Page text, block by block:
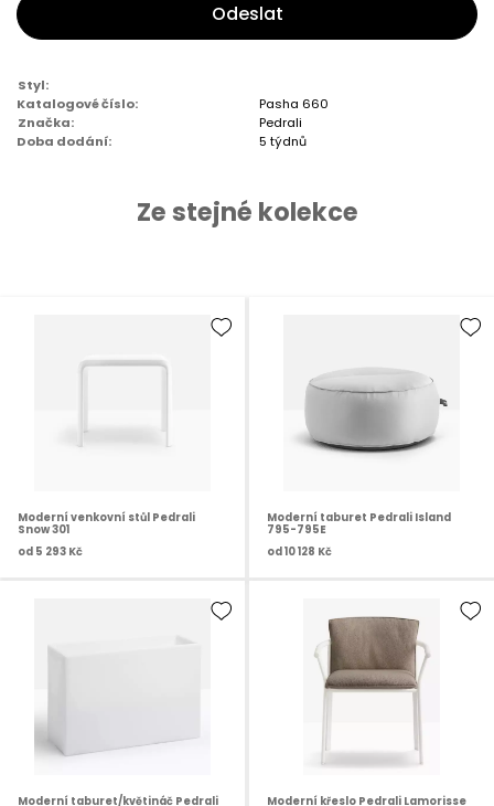
Odeslat
Styl:
Katalogové číslo:
Pasha 660
Značka:
Pedrali
Doba dodání:
5 týdnů
Ze stejné kolekce
Moderní venkovní stůl Pedrali
Snow 301
od 5 293 Kč
Moderní taburet Pedrali Island
795-795E
od10 128 Kč
Moderní taburet/květináč Pedrali
Moderní křeslo Pedrali Lamorisse